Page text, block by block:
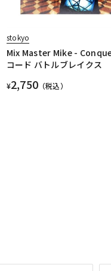
stokyo
Mix Master Mike -
コード バトルブレイクス
¥2,750 （税込）